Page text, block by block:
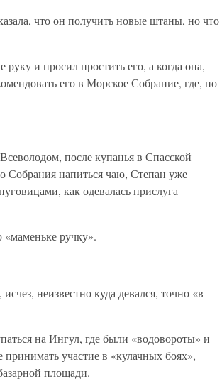
что он получить новые штаны, но что
и просил простить его, а когда она,
его в Морское Собрание, где, по
после купанья в Спасской
Собрания напиться чаю, Степан уже
как одевалась прислуга
«маменьке ручку».
неизвестно куда девался, точно «в
на Ингул, где были «водовороты» и
участие в «кулачных боях»,
площади.